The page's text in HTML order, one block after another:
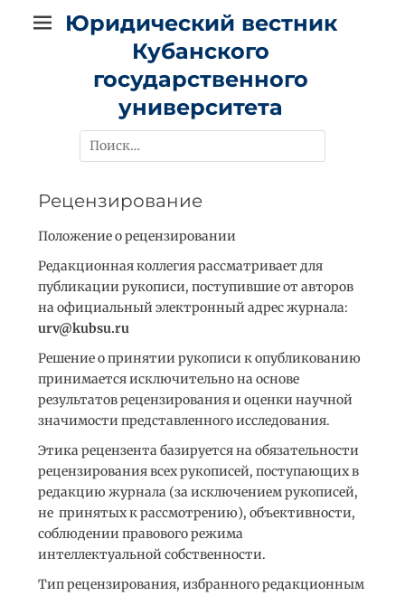
Юридический вестник
Кубанского
государственного
университета
Найти:
Рецензирование
Положение о рецензировании
Редакционная коллегия рассматривает для
публикации рукописи, поступившие от авторов
на официальный электронный адрес журнала:
urv@kubsu.ru
Решение о принятии рукописи к опубликованию
принимается исключительно на основе
результатов рецензирования и оценки научной
значимости представленного исследования.
Этика рецензента базируется на обязательности
рецензирования всех рукописей, поступающих в
редакцию журнала (за исключением рукописей,
не принятых к рассмотрению), объективности,
соблюдении правового режима
интеллектуальной собственности.
Тип рецензирования, избранного редакционным